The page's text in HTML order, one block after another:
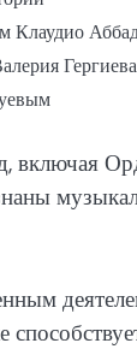
Клаудио
Гергиева
включая